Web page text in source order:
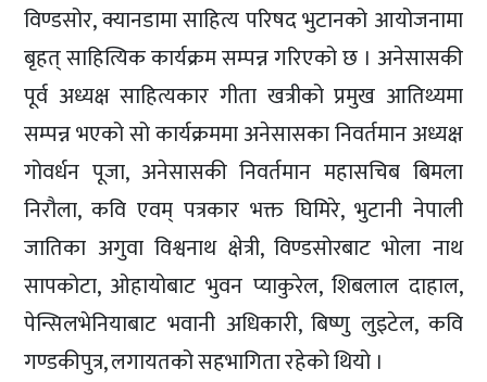
विण्डसोर, क्यानडामा साहित्य परिषद भुटानको आयोजनामा
बृहत् साहित्यिक कार्यक्रम सम्पन्न गरिएको छ । अनेसासकी
पूर्व अध्यक्ष साहित्यकार गीता खत्रीको प्रमुख आतिथ्यमा
सम्पन्न भएको सो कार्यक्रममा अनेसासका निवर्तमान अध्यक्ष
गोवर्धन पूजा, अनेसासकी निवर्तमान महासचिब बिमला
निरौला, कवि एवम् पत्रकार भक्त घिमिरे, भुटानी नेपाली
जातिका अगुवा विश्वनाथ क्षेत्री, विण्डसोरबाट भोला नाथ
सापकोटा, ओहायोबाट भुवन प्याकुरेल, शिबलाल दाहाल,
पेन्सिलभेनियाबाट भवानी अधिकारी, बिष्णु लुइटेल, कवि
गण्डकीपुत्र, लगायतको सहभागिता रहेको थियो ।